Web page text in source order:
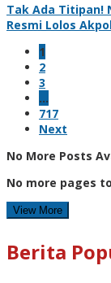
Tak Ada Titipan!
Resmi Lolos
1
2
3
…
717
Next
No More Posts
No more pages
View More
Berita